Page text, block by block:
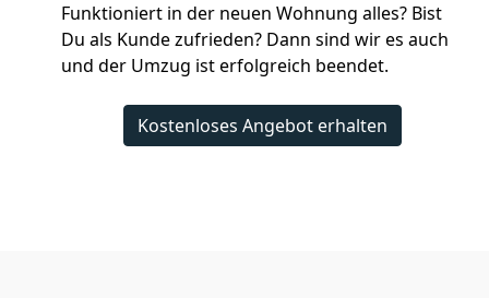
Funktioniert in der neuen Wohnung alles? Bist
Du als Kunde zufrieden? Dann sind wir es auch
und der Umzug ist erfolgreich beendet.
Kostenloses Angebot erhalten